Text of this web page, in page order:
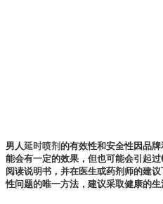
男人延时喷剂 的有效性和安全性因品
能会有一定的效果，但也可能会引起
阅读说明书，并在医生或药剂师的建
性问题的唯一方法，建议采取健康的生